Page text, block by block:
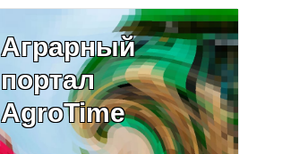
Аграрный
портал
AgroTime